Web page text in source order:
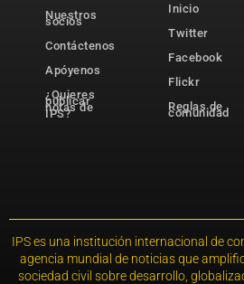
Nuestros
socios
Contáctenos
Apóyenos
¿Quieres
publicar
notas de
IPS?
Inicio
Twitter
Facebook
Flickr
Reglas de
comunidad
IPS es una institución internacional de
agencia mundial de noticias que
sociedad civil sobre desarrollo,